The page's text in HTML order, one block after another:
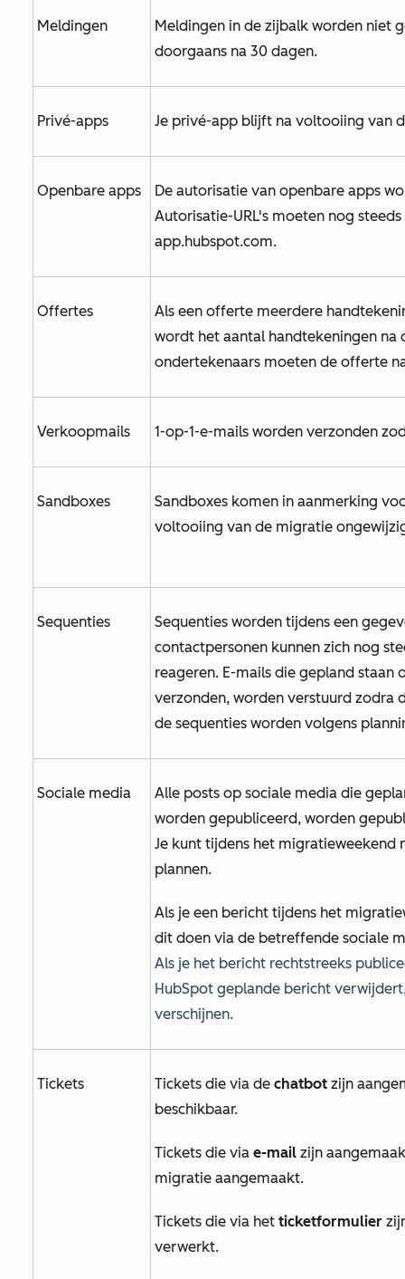
Meldingen
Meldingen in de zijbalk worden niet
doorgaans na 30 dagen.
Privé-apps Je privé-app blijft na voltooiing van
Openbare apps
De autorisatie van openbare apps
Autorisatie-URL's moeten nog
app.hubspot.com.
Offertes
Als een offerte meerdere
wordt het aantal handtekeningen
ondertekenaars moeten de offerte
Verkoopmails 1-op-1-e-mails worden verzonden
Sandboxes
Sandboxes komen in aanmerking
voltooiing van de migratie
Sequenties
Sequenties worden tijdens een
contactpersonen kunnen zich nog
reageren. E-mails die gepland
verzonden, worden verstuurd zodra
de sequenties worden volgens
Sociale media
Alle posts op sociale media die
worden gepubliceerd, worden
Je kunt tijdens het migratieweekend
plannen.
Als je een bericht tijdens het
dit doen via de betreffende sociale
Als je het bericht rechtstreeks
HubSpot geplande bericht
verschijnen.
Tickets Tickets die via de chatbot zijn
beschikbaar.
Tickets die via e-mail zijn
migratie aangemaakt.
Tickets die via het ticketformulier
verwerkt.